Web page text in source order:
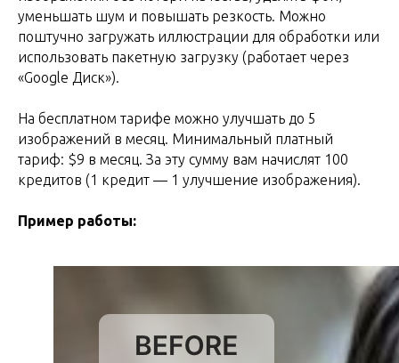
уменьшать шум и повышать резкость. Можно
поштучно загружать иллюстрации для обработки или
использовать пакетную загрузку (работает через
«Google Диск»).
На бесплатном тарифе можно улучшать до 5
изображений в месяц. Минимальный платный
тариф: $9 в месяц. За эту сумму вам начислят 100
кредитов (1 кредит — 1 улучшение изображения).
Пример работы: